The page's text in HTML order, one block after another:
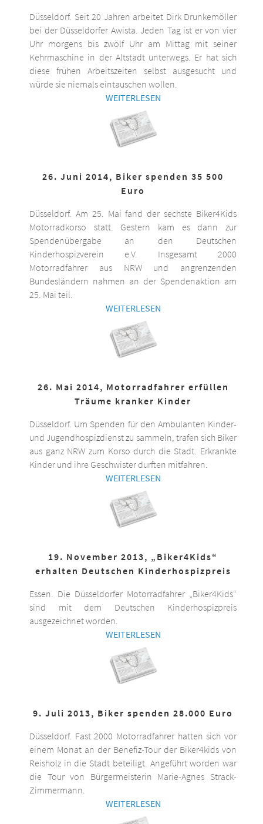
Düsseldorf. Seit 20 Jahren arbeitet Dirk Drunkemöller
bei der Düsseldorfer Awista. Jeden Tag ist er von vier
Uhr morgens bis zwölf Uhr am Mittag mit seiner
Kehrmaschine in der Altstadt unterwegs. Er hat sich
diese frühen Arbeitszeiten selbst ausgesucht und
würde sie niemals eintauschen wollen.
WEITERLESEN
26. Juni 2014, Biker spenden 35 500
Euro
Düsseldorf. Am 25. Mai fand der sechste Biker4Kids
Motorradkorso statt. Gestern kam es dann zur
Spendenübergabe an den Deutschen
Kinderhospizverein e.V. Insgesamt 2000
Motorradfahrer aus NRW und angrenzenden
Bundesländern nahmen an der Spendenaktion am
25. Mai teil.
WEITERLESEN
26. Mai 2014, Motorradfahrer erfüllen
Träume kranker Kinder
Düsseldorf. Um Spenden für den Ambulanten Kinder-
und Jugendhospizdienst zu sammeln, trafen sich Biker
aus ganz NRW zum Korso durch die Stadt. Erkrankte
Kinder und ihre Geschwister durften mitfahren.
WEITERLESEN
19. November 2013, „Biker4Kids“
erhalten Deutschen Kinderhospizpreis
Essen. Die Düsseldorfer Motorradfahrer „Biker4Kids“
sind mit dem Deutschen Kinderhospizpreis
ausgezeichnet worden.
WEITERLESEN
9. Juli 2013, Biker spenden 28.000 Euro
Düsseldorf. Fast 2000 Motorradfahrer hatten sich vor
einem Monat an der Benefiz-Tour der Biker4kids von
Reisholz in die Stadt beteiligt. Angeführt worden war
die Tour von Bürgermeisterin Marie-Agnes Strack-
Zimmermann.
WEITERLESEN